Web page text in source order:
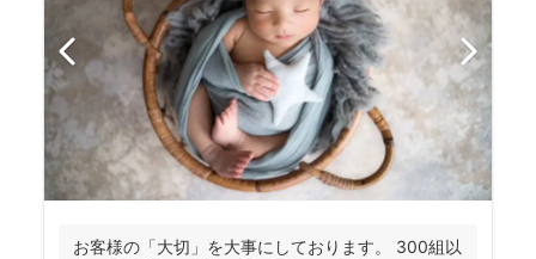
お客様の「大切」を大事にしております。 300組以